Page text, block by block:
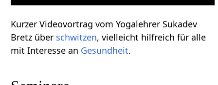
Kurzer Videovortrag vom Yogalehrer Sukadev
Bretz über schwitzen, vielleicht hilfreich für alle
mit Interesse an Gesundheit.